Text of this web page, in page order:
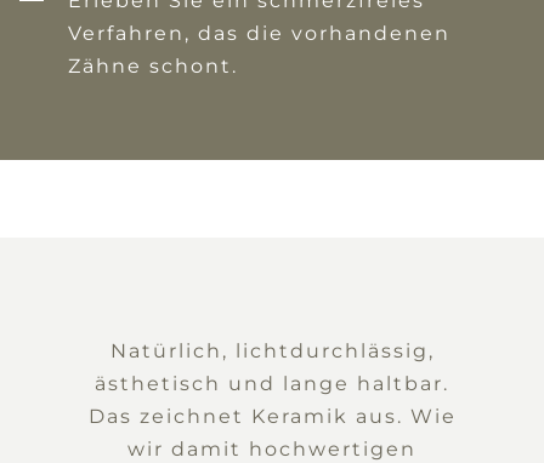
Verfahren, das die vorhandenen
Zähne schont.
Natürlich, lichtdurchlässig,
ästhetisch und lange haltbar.
Das zeichnet Keramik aus. Wie
wir damit hochwertigen